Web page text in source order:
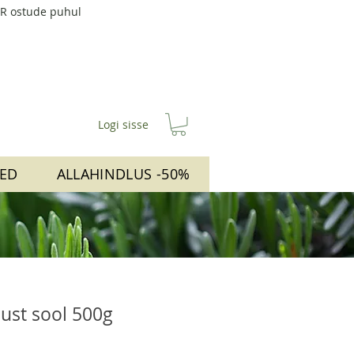
ostude puhul
Logi sisse
ALLAHINDLUS -50%
sool 500g